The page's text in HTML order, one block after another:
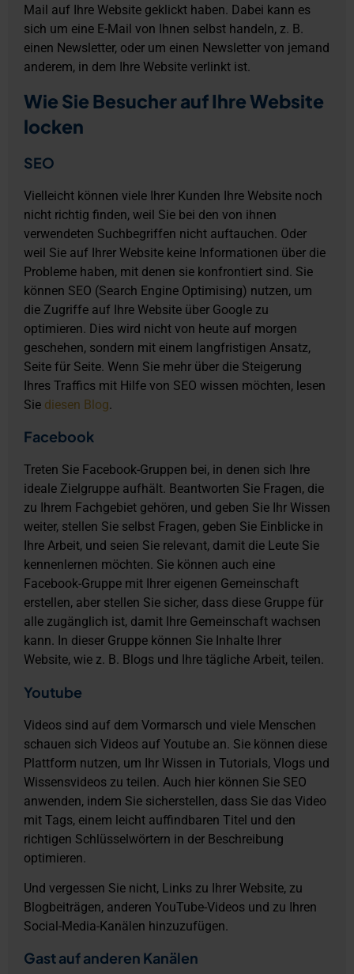
Mail auf Ihre Website geklickt haben. Dabei kann es
sich um eine E-Mail von Ihnen selbst handeln, z. B.
einen Newsletter, oder um einen Newsletter von jemand
anderem, in dem Ihre Website verlinkt ist.
Wie Sie Besucher auf Ihre Website
locken
SEO
Vielleicht können viele Ihrer Kunden Ihre Website noch
nicht richtig finden, weil Sie bei den von ihnen
verwendeten Suchbegriffen nicht auftauchen. Oder
weil Sie auf Ihrer Website keine Informationen über die
Probleme haben, mit denen sie konfrontiert sind. Sie
können SEO (Search Engine Optimising) nutzen, um
die Zugriffe auf Ihre Website über Google zu
optimieren. Dies wird nicht von heute auf morgen
geschehen, sondern mit einem langfristigen Ansatz,
Seite für Seite. Wenn Sie mehr über die Steigerung
Ihres Traffics mit Hilfe von SEO wissen möchten, lesen
Sie diesen Blog.
Facebook
Treten Sie Facebook-Gruppen bei, in denen sich Ihre
ideale Zielgruppe aufhält. Beantworten Sie Fragen, die
zu Ihrem Fachgebiet gehören, und geben Sie Ihr Wissen
weiter, stellen Sie selbst Fragen, geben Sie Einblicke in
Ihre Arbeit, und seien Sie relevant, damit die Leute Sie
kennenlernen möchten. Sie können auch eine
Facebook-Gruppe mit Ihrer eigenen Gemeinschaft
erstellen, aber stellen Sie sicher, dass diese Gruppe für
alle zugänglich ist, damit Ihre Gemeinschaft wachsen
kann. In dieser Gruppe können Sie Inhalte Ihrer
Website, wie z. B. Blogs und Ihre tägliche Arbeit, teilen.
Youtube
Videos sind auf dem Vormarsch und viele Menschen
schauen sich Videos auf Youtube an. Sie können diese
Plattform nutzen, um Ihr Wissen in Tutorials, Vlogs und
Wissensvideos zu teilen. Auch hier können Sie SEO
anwenden, indem Sie sicherstellen, dass Sie das Video
mit Tags, einem leicht auffindbaren Titel und den
richtigen Schlüsselwörtern in der Beschreibung
optimieren.
Und vergessen Sie nicht, Links zu Ihrer Website, zu
Blogbeiträgen, anderen YouTube-Videos und zu Ihren
Social-Media-Kanälen hinzuzufügen.
Gast auf anderen Kanälen